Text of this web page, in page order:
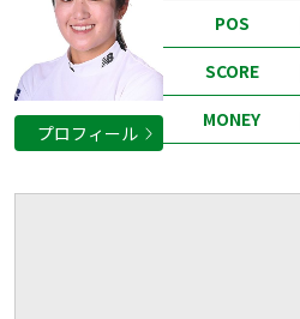
プロフィール
POS
SCORE
MONEY